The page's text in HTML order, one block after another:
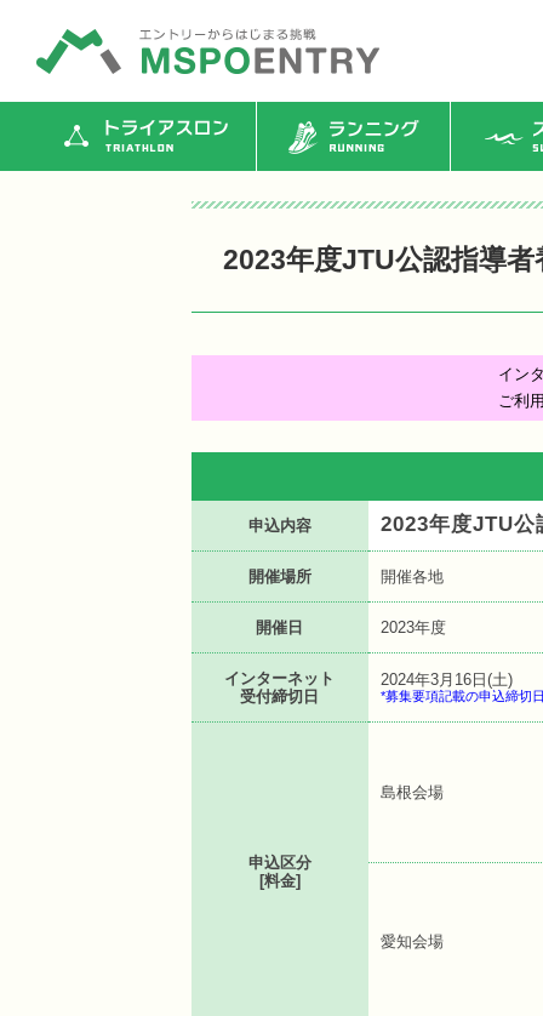
トライアスロン ランニング ス
2023年度JTU公認指導者
イン
ご利
申込内容 2023年度JTU公
開催場所 開催各地
開催日 2023年度
インターネット
受付締切日
2024年3月16日(土)
*募集要項記載の申込締切
申込区分
[料金]
島根会場
愛知会場